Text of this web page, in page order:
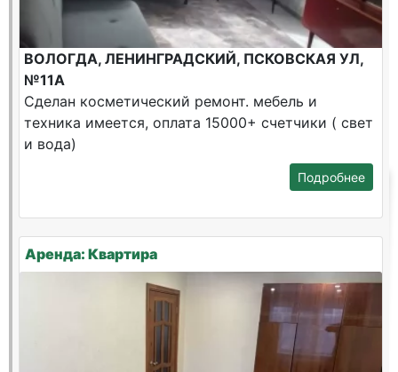
ВОЛОГДА, ЛЕНИНГРАДСКИЙ, ПСКОВСКАЯ УЛ,
№11А
Сделан косметический ремонт. мебель и
техника имеется, оплата 15000+ счетчики ( свет
и вода)
Подробнее
Аренда: Квартира